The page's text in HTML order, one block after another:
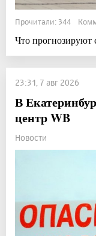
Прочитали: 344
Что прогнозируют
23:31, 7 авг 2026
В
центр WB
Новости